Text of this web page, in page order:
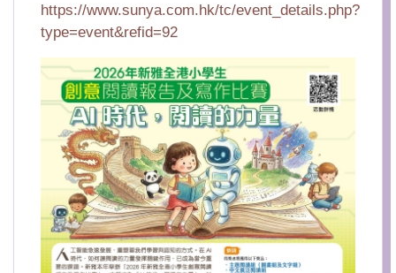
https://www.sunya.com.hk/tc/event_details.php?
type=event&refid=92